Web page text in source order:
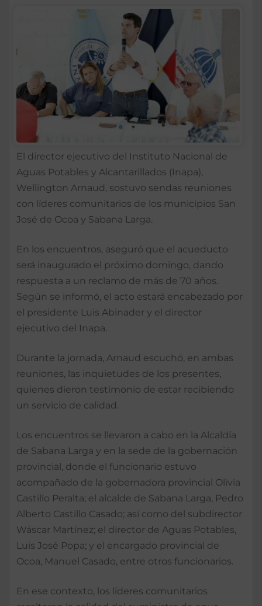
El director ejecutivo del Instituto Nacional de
Aguas Potables y Alcantarillados (Inapa),
Wellington Arnaud, sostuvo sendas reuniones
con líderes comunitarios de los municipios San
José de Ocoa y Sabana Larga.
En los encuentros, aseguró que el acueducto
será inaugurado el próximo domingo, dando
respuesta a un reclamo de más de 70 años.
Según se informó, el acto estará encabezado por
el presidente Luis Abinader y el director
ejecutivo del Inapa.
Durante la jornada, Arnaud escuchó, en ambas
reuniones, las inquietudes de los presentes,
quienes dieron testimonio de estar recibiendo
un servicio de calidad.
Los encuentros se llevaron a cabo en la Alcaldía
de Sabana Larga y en la sede de la gobernación
provincial, donde el funcionario estuvo
acompañado de la gobernadora provincial Olivia
Castillo Peralta; el alcalde de Sabana Larga, Pedro
Alberto Castillo Casado; así como del subdirector
Wáscar Martínez; el director de Aguas Potables,
Luis José Popa; y el encargado provincial de
Ocoa, Manuel Casado, entre otros funcionarios.
En ese contexto, los líderes comunitarios